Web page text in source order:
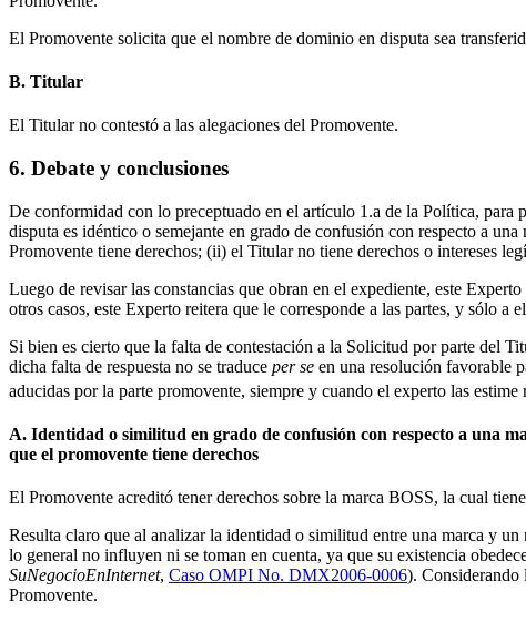
El Promovente solicita que el nombre de dominio en disputa sea
B. Titular
El Titular no contestó a las alegaciones del Promovente.
6. Debate y conclusiones
De conformidad con lo preceptuado en el artículo 1.a de la Política, para
disputa es idéntico o semejante en grado de confusión con respecto a
Promovente tiene derechos; (ii) el Titular no tiene derechos o intereses
Luego de revisar las constancias que obran en el expediente, este
otros casos, este Experto reitera que le corresponde a las partes, y sólo a
Si bien es cierto que la falta de contestación a la Solicitud por parte del
dicha falta de respuesta no se traduce per se en una resolución favorable
aducidas por la parte promovente, siempre y cuando el experto las
A. Identidad o similitud en grado de confusión con respecto a una
que el promovente tiene derechos
El Promovente acreditó tener derechos sobre la marca BOSS, la cual
Resulta claro que al analizar la identidad o similitud entre una marca y
lo general no influyen ni se toman en cuenta, ya que su existencia
SuNegocioEnInternet, Caso OMPI No. DMX2006-0006). Considerando
Promovente.